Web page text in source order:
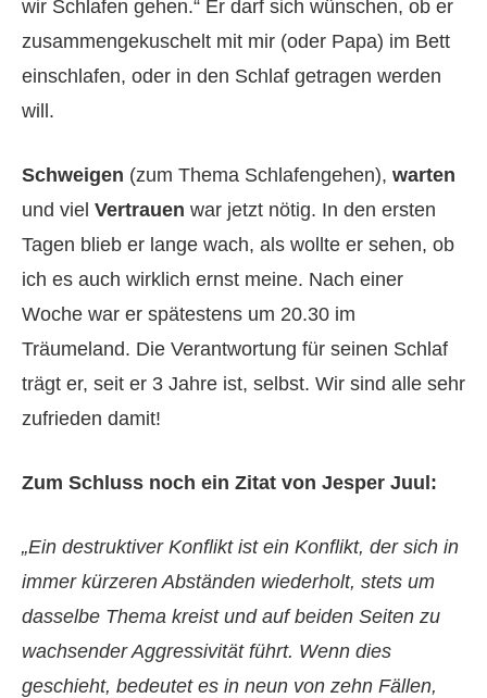
wir Schlafen gehen.“ Er darf sich wünschen, ob er
zusammengekuschelt mit mir (oder Papa) im Bett
einschlafen, oder in den Schlaf getragen werden
will.
Schweigen (zum Thema Schlafengehen), warten
und viel Vertrauen war jetzt nötig. In den ersten
Tagen blieb er lange wach, als wollte er sehen, ob
ich es auch wirklich ernst meine. Nach einer
Woche war er spätestens um 20.30 im
Träumeland. Die Verantwortung für seinen Schlaf
trägt er, seit er 3 Jahre ist, selbst. Wir sind alle sehr
zufrieden damit!
Zum Schluss noch ein Zitat von Jesper Juul:
„Ein destruktiver Konflikt ist ein Konflikt, der sich in
immer kürzeren Abständen wiederholt, stets um
dasselbe Thema kreist und auf beiden Seiten zu
wachsender Aggressivität führt. Wenn dies
geschieht, bedeutet es in neun von zehn Fällen,